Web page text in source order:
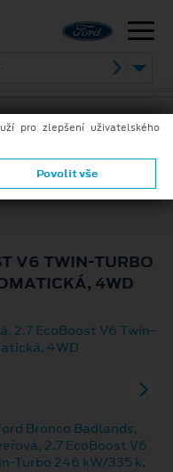
V6 TWIN-TURBO
4WD
pro zlepšení uživatelského
Povolit vše